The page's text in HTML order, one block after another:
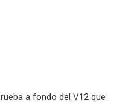
a fondo del V12 que